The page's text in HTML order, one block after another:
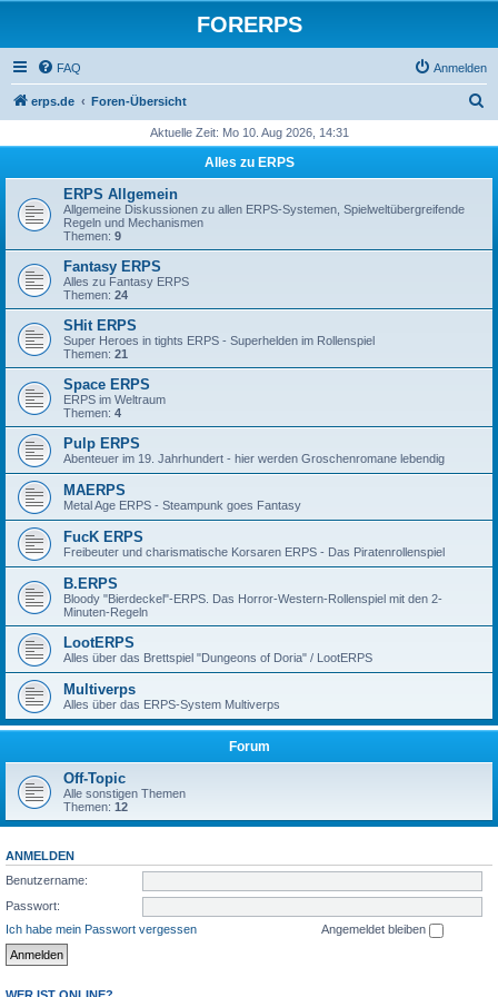
FORERPS
FAQ Anmelden
erps.de Foren-Übersicht
h
Aktuelle Zeit: Mo 10. Aug 2026, 14:31
Alles zu ERPS
ERPS Allgemein
Allgemeine Diskussionen zu allen ERPS-Systemen, Spielweltübergreifende
Regeln und Mechanismen
Themen: 9
Fantasy ERPS
Alles zu Fantasy ERPS
Themen: 24
SHit ERPS
Super Heroes in tights ERPS - Superhelden im Rollenspiel
Themen: 21
Space ERPS
ERPS im Weltraum
Themen: 4
Pulp ERPS
Abenteuer im 19. Jahrhundert - hier werden Groschenromane lebendig
MAERPS
Metal Age ERPS - Steampunk goes Fantasy
FucK ERPS
Freibeuter und charismatische Korsaren ERPS - Das Piratenrollenspiel
B.ERPS
Bloody "Bierdeckel"-ERPS. Das Horror-Western-Rollenspiel mit den 2-
Minuten-Regeln
LootERPS
Alles über das Brettspiel "Dungeons of Doria" / LootERPS
Multiverps
Alles über das ERPS-System Multiverps
Forum
Off-Topic
Alle sonstigen Themen
Themen: 12
ANMELDEN
Benutzername:
Passwort:
Ich habe mein Passwort vergessen
Angemeldet bleiben